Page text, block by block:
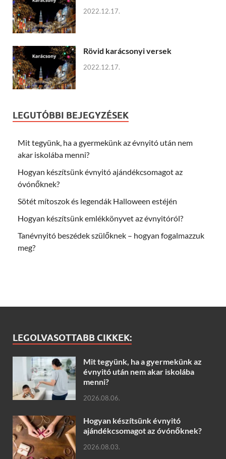
2022.12.17.
Rövid karácsonyi versek
2022.12.17.
LEGUTÓBBI BEJEGYZÉSEK
Mit tegyünk, ha a gyermekünk az évnyitó után nem
akar iskolába menni?
Hogyan készítsünk évnyitó ajándékcsomagot az
óvónőknek?
Sötét mítoszok és legendák Halloween estéjén
Hogyan készítsünk emlékkönyvet az évnyitóról?
Tanévnyitó beszédek szülőknek – hogyan fogalmazzuk
meg?
LEGOLVASOTTABB CIKKEK:
Mit tegyünk, ha a gyermekünk az
évnyitó után nem akar iskolába
menni?
2026.08.06.
Hogyan készítsünk évnyitó
ajándékcsomagot az óvónőknek?
2026.08.03.